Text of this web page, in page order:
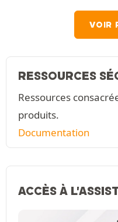
VOIR
RESSOURCES
Ressources
produits.
Documentation
ACCÈS À